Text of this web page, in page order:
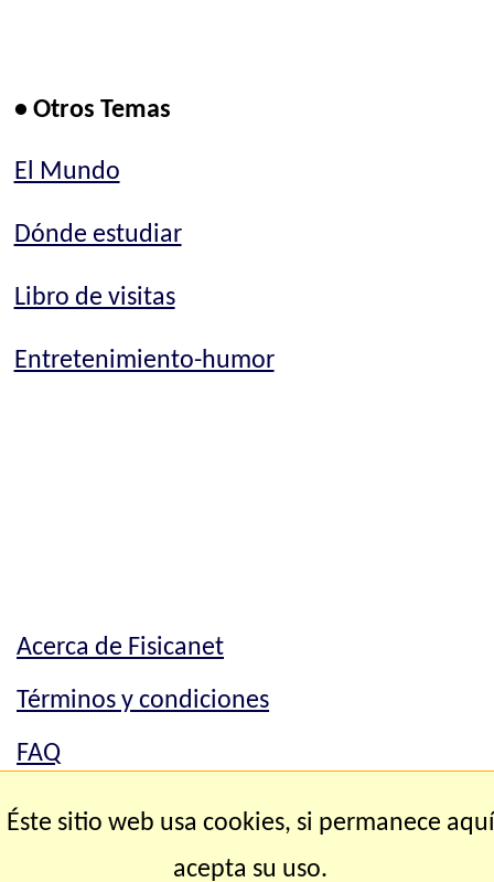
• Otros Temas
El Mundo
Dónde estudiar
Libro de visitas
Entretenimiento-humor
Acerca de Fisicanet
Términos y condiciones
FAQ
Mapa del sitio
Éste sitio web usa cookies, si permanece aquí
acepta su uso.